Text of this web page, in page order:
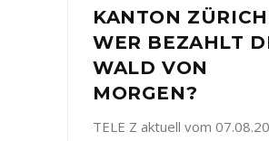
KANTON
WER BEZAHLT
WALD VON
MORGEN?
TELE Z aktuell vom